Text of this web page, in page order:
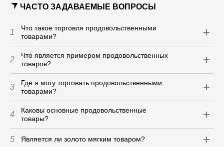
ЧАСТО ЗАДАВАЕМЫЕ ВОПРОСЫ
1
Что такое торговля продовольственными
товарами?
2
Что является примером продовольственных
товаров?
3
Где я могу торговать продовольственными
товарами?
4
Каковы основные продовольственные
товары?
5 Является ли золото мягким товаром?